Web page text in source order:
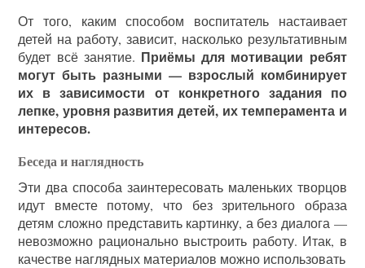
От того, каким способом воспитатель настаивает
детей на работу, зависит, насколько результативным
будет всё занятие. Приёмы для мотивации ребят
могут быть разными — взрослый комбинирует
их в зависимости от конкретного задания по
лепке, уровня развития детей, их темперамента и
интересов.
Беседа и наглядность
Эти два способа заинтересовать маленьких творцов
идут вместе потому, что без зрительного образа
детям сложно представить картинку, а без диалога —
невозможно рационально выстроить работу. Итак, в
качестве наглядных материалов можно использовать